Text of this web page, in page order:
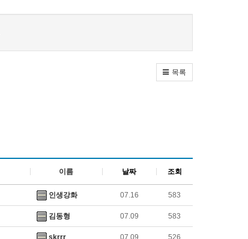
목록
이름 날짜 조회
인생강화 07.16 583
김동형 07.09 583
skrrr 07.09 526